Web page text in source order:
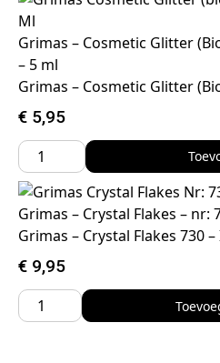
Grimas – Cosmetic Glitter
– 5 ml
Grimas – Cosmetic Glitter
€ 5,95
Grimas – Crystal Flakes – nr:
Grimas – Crystal Flakes 730
€ 9,95